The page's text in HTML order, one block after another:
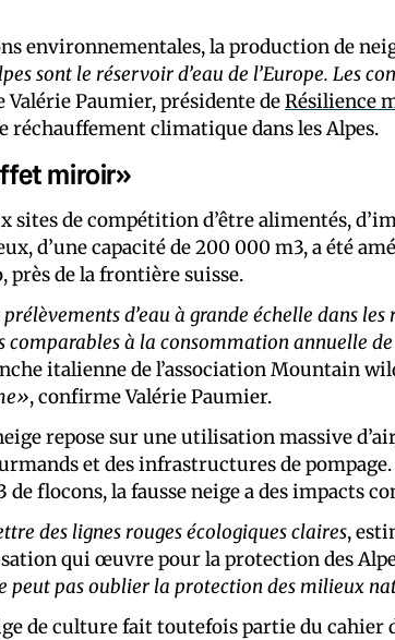
environnementales, la production de
sont le réservoir d’eau de l’Europe. Les
Valérie Paumier, présidente deRésilience
réchauffement climatique dans les Alpes.
miroir»
sites de compétition d’être alimentés,
d’une capacité de 200 000 m3, a été
près de la frontière suisse.
d’eau à grande échelle dans les
comparables à la consommation annuelle
italienne de l’association Mountain
, confirme Valérie Paumier.
repose sur une utilisation massive
et des infrastructures de
flocons, la fausse neige a des impacts
des lignes rouges écologiques claires,
qui œuvre pour la protection des
peut pas oublier la protection des milieux
de culture fait toutefois partie du cahier